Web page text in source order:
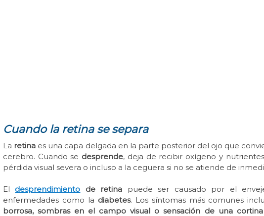
Cuando la retina se separa
La retina es una capa delgada en la parte posterior del ojo que
cerebro. Cuando se desprende, deja de recibir oxígeno y
pérdida visual severa o incluso a la ceguera si no se atiende de
El desprendimiento de retina puede ser causado por el
enfermedades como la diabetes. Los síntomas más comunes
borrosa, sombras en el campo visual o sensación de una